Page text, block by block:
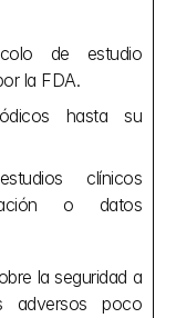
de estudio
la FDA.
hasta su
clínicos
o datos
la seguridad a
adversos poco